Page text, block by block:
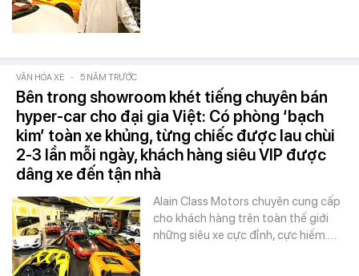
VĂN HÓA XE - 5 NĂM TRƯỚC
Bên trong showroom khét tiếng chuyên bán
hyper-car cho đại gia Việt: Có phòng ‘bạch
kim’ toàn xe khủng, từng chiếc được lau chùi
2-3 lần mỗi ngày, khách hàng siêu VIP được
dâng xe đến tận nhà
Alain Class Motors chuyên cung cấp
cho khách hàng trên toàn thế giới
những siêu xe cực đỉnh, cực hiếm.…